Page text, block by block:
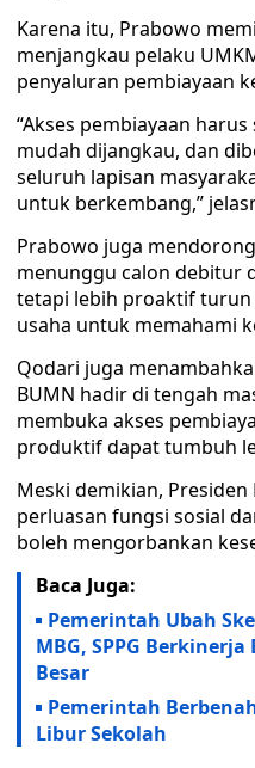
Karena itu, Prabowo
menjangkau pelaku
penyaluran pembiayaan
“Akses pembiayaan
mudah dijangkau, dan
seluruh lapisan
untuk berkembang,”
Prabowo juga
menunggu calon debitur
tetapi lebih proaktif
usaha untuk memahami
Qodari juga
BUMN hadir di tengah
membuka akses
produktif dapat tumbuh
Meski demikian,
perluasan fungsi sosial
boleh mengorbankan
Baca Juga:
Pemerintah Ubah
MBG, SPPG
Besar
Pemerintah
Libur Sekolah